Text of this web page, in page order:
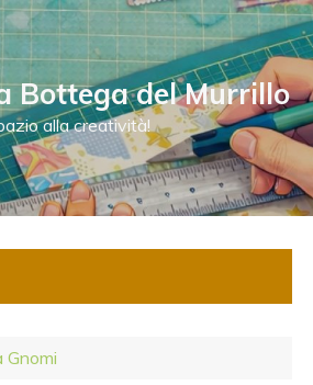
Bottega del Murrillo
alla creatività!
Gnomi